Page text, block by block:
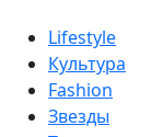
Lifestyle
Культура
Fashion
Звезды